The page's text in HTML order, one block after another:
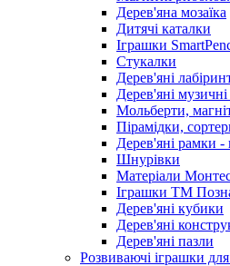
Дерев'яна мозаїка
Дитячі каталки
Іграшки
Стукалки
Дерев'яні
Дерев'яні
Мольберти,
Пірамідки,
Дерев'яні рамки -
Шнурівки
Матеріали
Іграшки ТМ
Дерев'яні кубики
Дерев'яні
Дерев'яні пазли
Розвиваючі іграшки для